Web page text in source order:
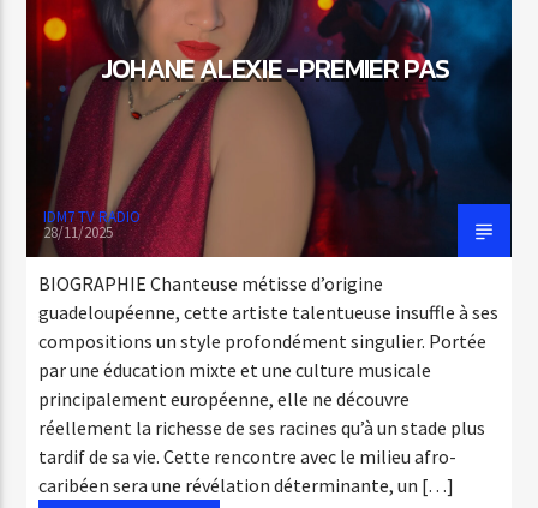
EMISSION EN COURS
FREQUENCES TROPIQUES
16:15 18:15
JOHANE ALEXIE -PREMIER PAS
IDM7 TV RADIO
28/11/2025
BIOGRAPHIE Chanteuse métisse d’origine
guadeloupéenne, cette artiste talentueuse insuffle à ses
compositions un style profondément singulier. Portée
par une éducation mixte et une culture musicale
principalement européenne, elle ne découvre
réellement la richesse de ses racines qu’à un stade plus
tardif de sa vie. Cette rencontre avec le milieu afro-
caribéen sera une révélation déterminante, un […]